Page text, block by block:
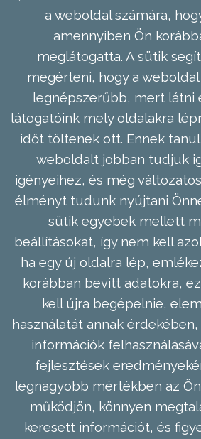
a weboldal számára,
amennyiben Ön
meglátogatta. A sütik
megérteni, hogy a
legnépszerűbb, mert látni
látogatóink mely oldalakra
időt töltenek ott. Ennek
weboldalt jobban tudjuk
igényeihez, és még
élményt tudunk nyújtani
sütik egyebek mellett
beállításokat, így nem kell
ha egy új oldalra lép,
korábban bevitt adatokra,
kell újra begépelnie,
használatát annak
információk
fejlesztések
legnagyobb mértékben az
működjön, könnyen
keresett információt, és